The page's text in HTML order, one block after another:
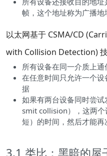
帧，这个地址称为广播地
以太网基于 CSMA/CD
with Collision Detection)
所有设备在同一介质上通
在任意时间只允许一个
据
如果有两台设备同时尝
smit collision），这两个
短）的时间，然后才能再
3.1 类比：黑暗的屋